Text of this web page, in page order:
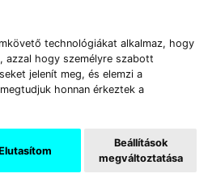
technológiákat alkalmaz, hogy
azzal hogy személyre szabott
jelenít meg, és elemzi a
honnan érkeztek a
Beállítások
megváltoztatása
Attila